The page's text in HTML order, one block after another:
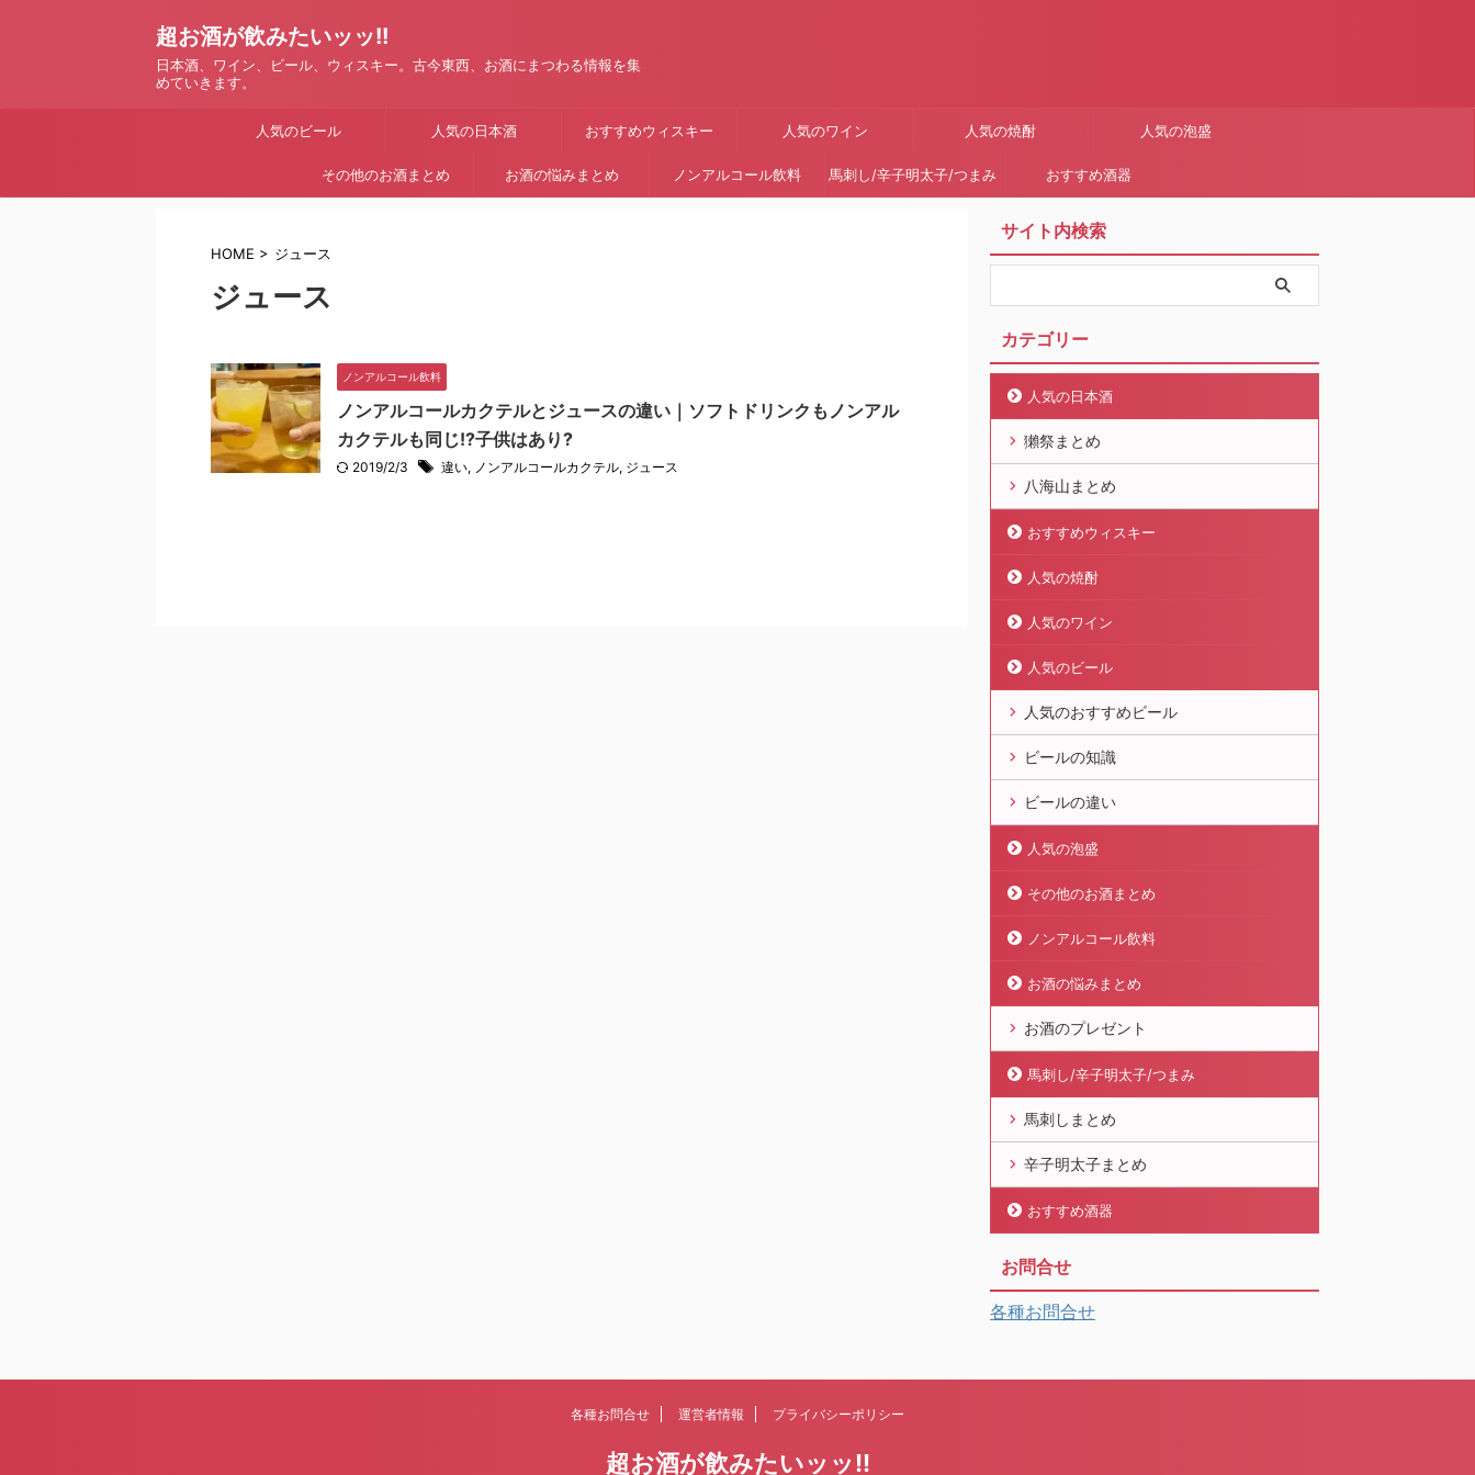
超お酒が飲みたいッッ!!
日本酒、ワイン、ビール、ウィスキー。古今東西、お酒にまつわる情報を集
めていきます。
人気のビール 人気の日本酒 おすすめウィスキー 人気のワイン 人気の焼酎 人気の泡盛
その他のお酒まとめ お酒の悩みまとめ ノンアルコール飲料 馬刺し/辛子明太子/つまみ おすすめ酒器
HOME > ジュース
ジュース
ノンアルコール飲料
ノンアルコールカクテルとジュースの違い｜ソフトドリンクもノンアル
カクテルも同じ!?子供はあり?
2019/2/3 違い, ノンアルコールカクテル, ジュース
サイト内検索
カテゴリー
人気の日本酒
獺祭まとめ
八海山まとめ
おすすめウィスキー
人気の焼酎
人気のワイン
人気のビール
人気のおすすめビール
ビールの知識
ビールの違い
人気の泡盛
その他のお酒まとめ
ノンアルコール飲料
お酒の悩みまとめ
お酒のプレゼント
馬刺し/辛子明太子/つまみ
馬刺しまとめ
辛子明太子まとめ
おすすめ酒器
お問合せ
各種お問合せ
各種お問合せ 運営者情報 プライバシーポリシー
超お酒が飲みたいッッ!!